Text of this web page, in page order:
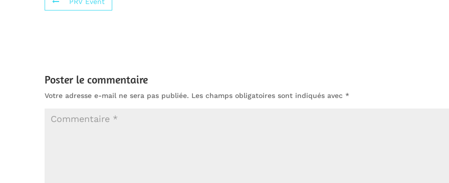
Poster le commentaire
Votre adresse e-mail ne sera pas publiée. Les champs obligatoires sont indiqués avec *